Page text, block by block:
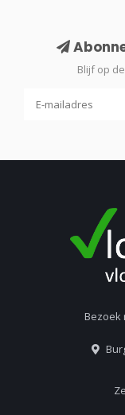
Blijf op
Bezoek